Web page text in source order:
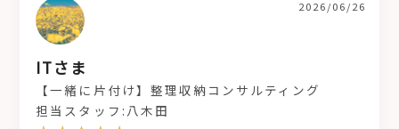
ITさま
2026/06/26
【一緒に片付け】整理収納コンサルティング
担当スタッフ:八木田